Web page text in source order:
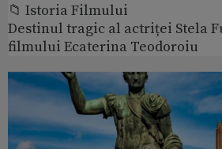
📁 Istoria Filmului
Destinul tragic al actriței Stela
filmului Ecaterina Teodoroiu